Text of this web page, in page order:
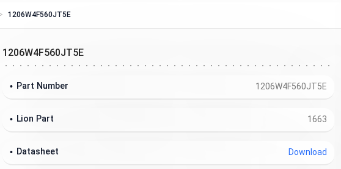
1206W4F560JT5E
1206W4F560JT5E
1206W4F560JT5E
Part Number
1663
Lion Part
Download
Datasheet